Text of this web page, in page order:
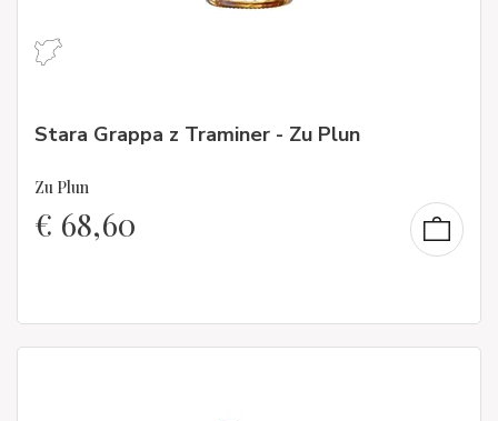
Stara Grappa z Traminer - Zu Plun
Zu Plun
€ 68,60